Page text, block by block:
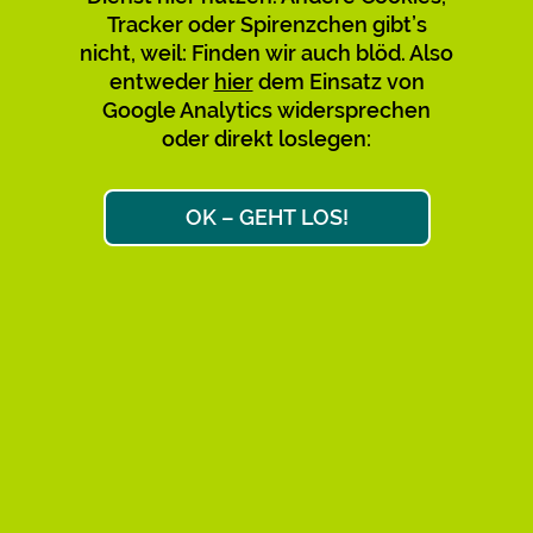
Verwirrung mit den bestehenden
zu vermeiden, empfehlen wir,
diese nicht mehr zu nutzen und zu
teilen. Bitte sagt’s auch den
Max & Max
Tracker oder Spirenzchen gibt’s
nicht, weil: Finden wir auch blöd. Also
entweder hierdem Einsatz von
Google Analytics widersprechen
oder direkt loslegen:
OK – GEHT LOS!